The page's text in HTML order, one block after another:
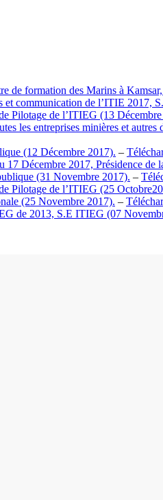
de formation des Marins à
et communication de l’ITIE 2017,
Pilotage de l’ITIEG (13
les entreprises minières et autres
(12 Décembre 2017). –
Décembre 2017, Présidence de
(31 Novembre 2017). –
Pilotage de l’ITIEG (25
(25 Novembre 2017). –
de 2013, S.E ITIEG (07